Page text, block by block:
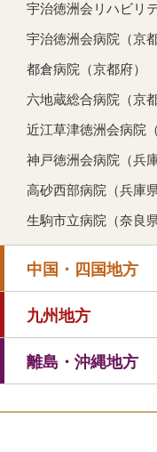
宇治徳洲会リハビリ
宇治徳洲会病院（京都
都倉病院（京都府）
六地蔵総合病院（京都
近江草津徳洲会病院
神戸徳洲会病院（兵庫
高砂西部病院（兵庫県
生駒市立病院（奈良県
中国・四国地方
九州地方
離島・沖縄地方